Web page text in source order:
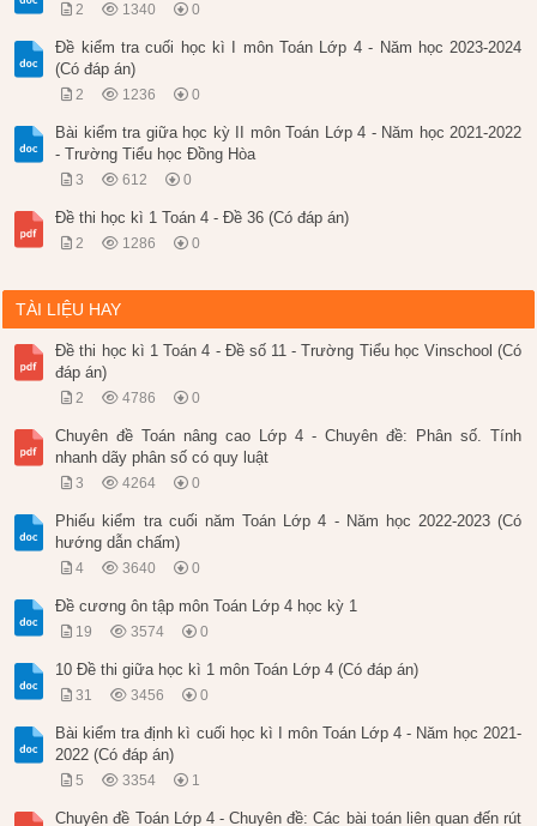
2 1340 0
Đề kiểm tra cuối học kì I môn Toán Lớp 4 - Năm học 2023-2024
(Có đáp án)
2 1236 0
Bài kiểm tra giữa học kỳ II môn Toán Lớp 4 - Năm học 2021-2022
- Trường Tiểu học Đồng Hòa
3 612 0
Đề thi học kì 1 Toán 4 - Đề 36 (Có đáp án)
2 1286 0
TÀI LIỆU HAY
Đề thi học kì 1 Toán 4 - Đề số 11 - Trường Tiểu học Vinschool (Có
đáp án)
2 4786 0
Chuyên đề Toán nâng cao Lớp 4 - Chuyên đề: Phân số. Tính
nhanh dãy phân số có quy luật
3 4264 0
Phiếu kiểm tra cuối năm Toán Lớp 4 - Năm học 2022-2023 (Có
hướng dẫn chấm)
4 3640 0
Đề cương ôn tập môn Toán Lớp 4 học kỳ 1
19 3574 0
10 Đề thi giữa học kì 1 môn Toán Lớp 4 (Có đáp án)
31 3456 0
Bài kiểm tra định kì cuối học kì I môn Toán Lớp 4 - Năm học 2021-
2022 (Có đáp án)
5 3354 1
Chuyên đề Toán Lớp 4 - Chuyên đề: Các bài toán liên quan đến rút